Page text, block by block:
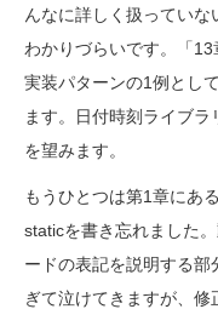
んなに詳しく扱ってい
わかりづらいです。「
実装パターンの1例とし
ます。日付時刻ライブ
を望みます。
もうひとつは第1章にあ
staticを書き忘れました
ードの表記を説明する
ぎて泣けてきますが、修